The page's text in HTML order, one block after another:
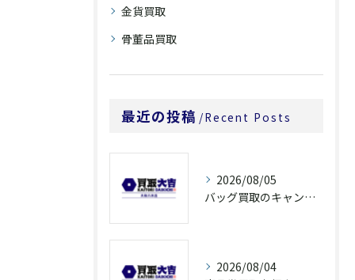
金貨買取
骨董品買取
最近の投稿 Recent Posts
2026/08/05
バッグ買取のキャンペーンで奈良県橿原市でお得に売るための条件と注意点徹底ガイド
2026/08/04